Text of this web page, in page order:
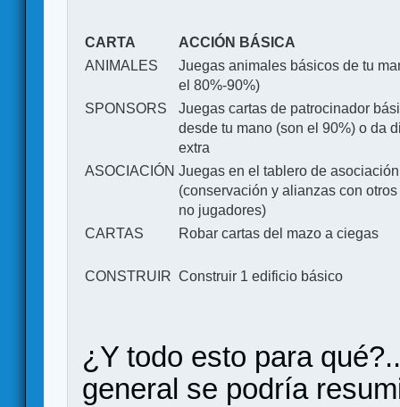
CARTA
ACCIÓN BÁSICA
ANIMALES
Juegas animales básicos de tu
el 80%-90%)
SPONSORS
Juegas cartas de patrocinador
desde tu mano (son el 90%) o da
extra
ASOCIACIÓN Juegas en el tablero de asociación
(conservación y alianzas con
no jugadores)
CARTAS
Robar cartas del mazo a ciegas
CONSTRUIR Construir 1 edificio básico
¿Y todo esto para
general se podría